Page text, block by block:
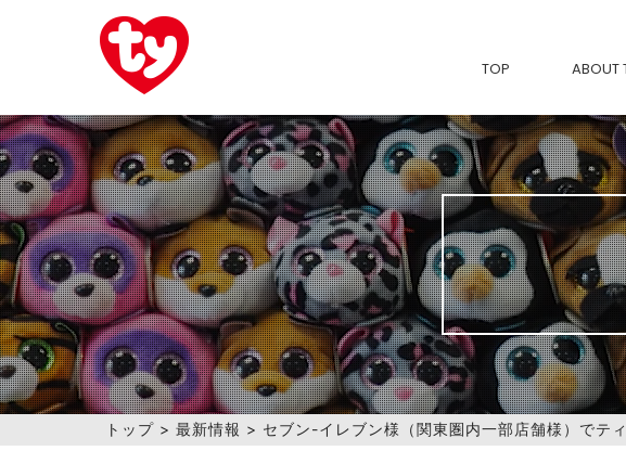
TOP ABOUT
Tyについ
Ty製品の
トップ > 最新情報 > セブン-イレブン様（関東圏内一部店舗様）でテ